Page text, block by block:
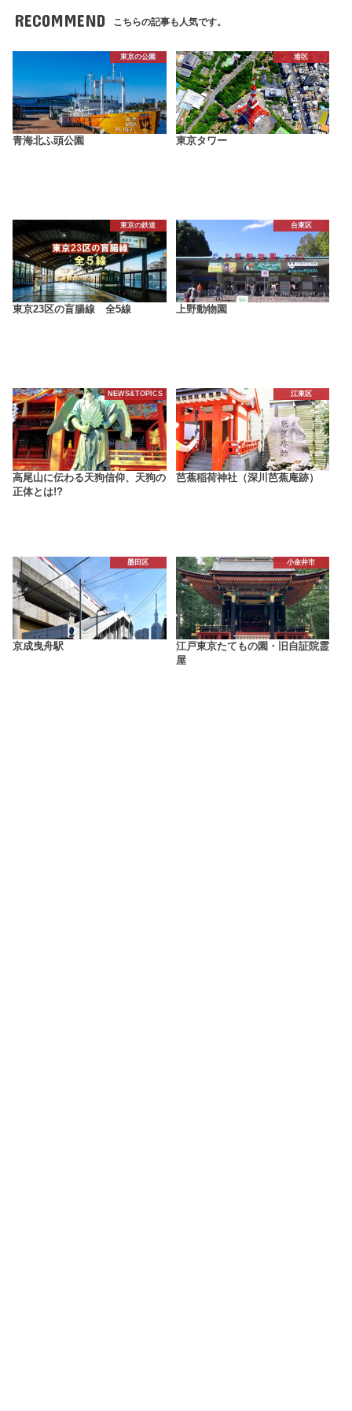
RECOMMEND こちらの記事も人気です。
東京の公園
青海北ふ頭公園
港区
東京タワー
東京の鉄道
東京23区の盲腸線 全5線
台東区
上野動物園
NEWS&TOPICS
高尾山に伝わる天狗信仰、天狗の
正体とは!?
江東区
芭蕉稲荷神社（深川芭蕉庵跡）
墨田区
京成曳舟駅
小金井市
江戸東京たてもの園・旧自証院霊
屋